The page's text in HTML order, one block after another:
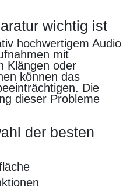
wichtig ist
hochwertigem Audio
mit
Klängen oder
können das
Die
dieser Probleme
der besten